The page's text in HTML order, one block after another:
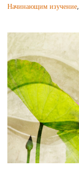
Начинающим изучение,